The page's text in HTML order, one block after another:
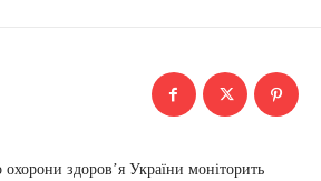
здоров’я України моніторить